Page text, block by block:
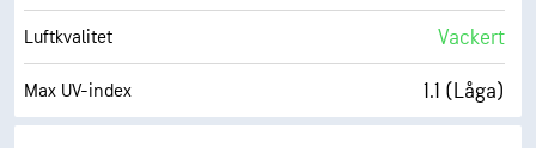
Molntäcke 96 %
Sikt 10 eng. mil
Luftkvalitet Vackert
Max UV-index 1.1 (Låga)